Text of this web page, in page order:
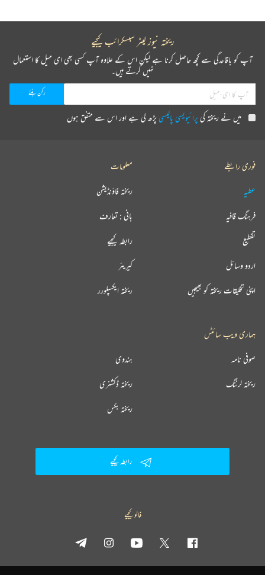
ریختہ نیوز لیٹر سبسکرائب کیجیے
آپ کو باقاعدگی سے کچھ حاصل کرنا ہے لیکن اس کے علاوہ آپ کسی بھی ای میل کا استعمال
نہیں کرتے ہیں۔
میں نے ریختہ کیپرائیویسی پالیسیپڑھ لی ہے اور اس سے متفق ہوں
فوری رابطے
عطیہ
فرہنگ قافیہ
تقطیع
اردو وسائل
اپنی تخلیقات ریختہ کو بھیجیں
معلومات
ریختہ فاؤنڈیشن
بانی : تعارف
رابطہ کیجیے
کیریئر
ریختہ ایکسپلورر
ہماری ویب سائٹس
ہندوی صوفی نامہ
ریختہ ڈکشنری ریختہ لرننگ
ریختہ بکس
رابطہ کیجیے
فالو کیجیے